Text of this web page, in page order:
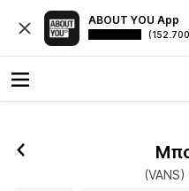
ABOUT YOU App
(VANS)